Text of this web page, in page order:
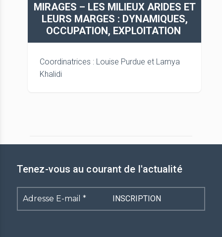
MIRAGES – LES MILIEUX ARIDES ET
LEURS MARGES : DYNAMIQUES,
OCCUPATION, EXPLOITATION
Coordinatrices : Louise Purdue et Lamya
Khalidi
Tenez-vous au courant de l'actualité
Adresse
E-